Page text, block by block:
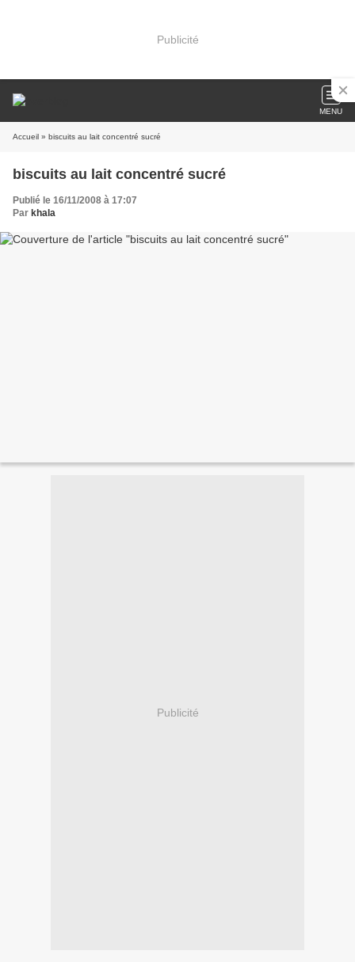
Publicité
MENU
Accueil » biscuits au lait concentré sucré
biscuits au lait concentré sucré
Publié le 16/11/2008 à 17:07
Par khala
Publicité